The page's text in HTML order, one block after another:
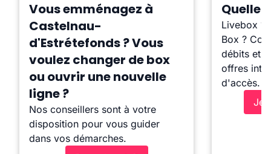
Vous emménagez à
Castelnau-
d'Estrétefonds ? Vous
voulez changer de box
ou ouvrir une nouvelle
ligne ?
Nos conseillers sont à votre
disposition pour vous guider
dans vos démarches.
Quelle
Livebox ?
Box ?
débits et
offres
d'accès.
Je